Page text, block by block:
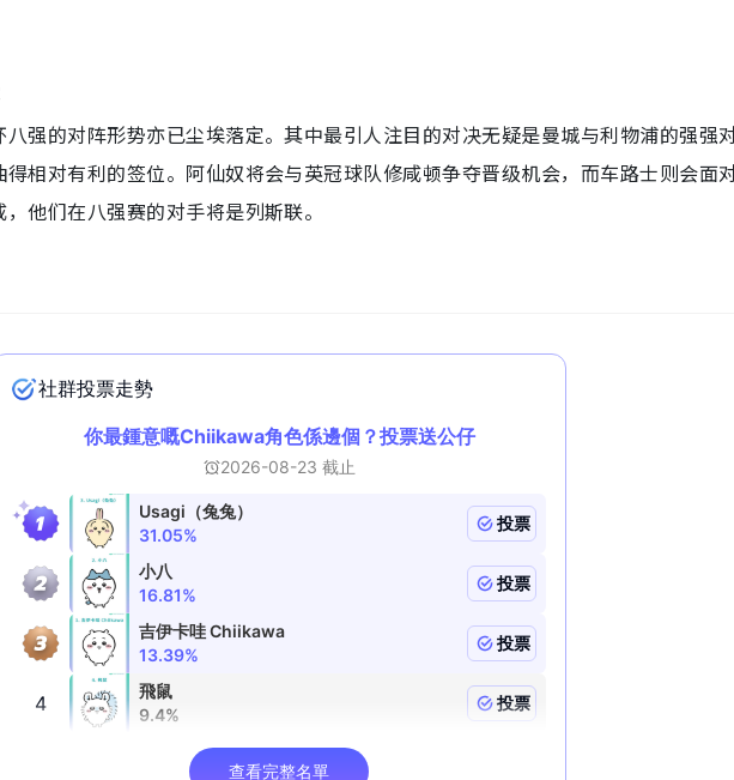
强的对阵形势亦已尘埃落定。其中最引人注目的对决无疑是曼城与利物浦的强强
相对有利的签位。阿仙奴将会与英冠球队修咸顿争夺晋级机会，而车路士则会面
他们在八强赛的对手将是列斯联。